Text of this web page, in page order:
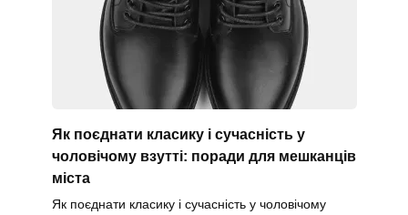
Як поєднати класику і сучасність у
чоловічому взутті: поради для мешканців
міста
Як поєднати класику і сучасність у чоловічому